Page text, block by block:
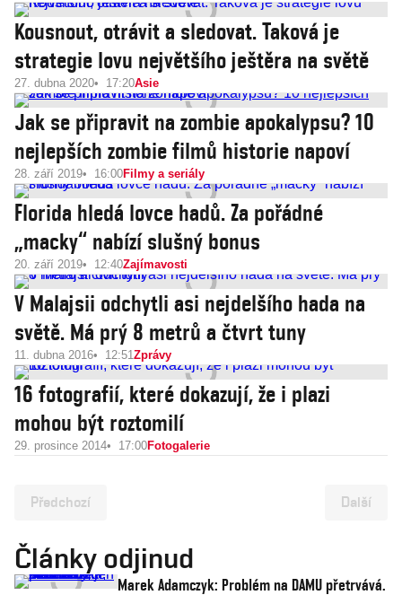
Kousnout, otrávit a sledovat. Taková je
strategie lovu největšího ještěra na světě
27. dubna 2020 17:20Asie
Jak se připravit na zombie apokalypsu? 10
nejlepších zombie filmů historie napoví
28. září 2019 16:00Filmy a seriály
Florida hledá lovce hadů. Za pořádné
„macky“ nabízí slušný bonus
20. září 2019 12:40Zajímavosti
V Malajsii odchytli asi nejdelšího hada na
světě. Má prý 8 metrů a čtvrt tuny
11. dubna 2016 12:51Zprávy
16 fotografií, které dokazují, že i plazi
mohou být roztomilí
29. prosince 2014 17:00Fotogalerie
Předchozí Další
Články odjinud
Marek Adamczyk: Problém na DAMU přetrvává.